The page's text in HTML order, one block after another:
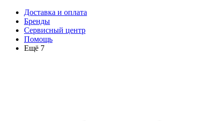
Доставка и оплата
Бренды
Сервисный центр
Помощь
Ещё 7